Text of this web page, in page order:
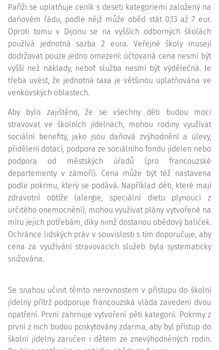
Paříži se uplatňuje ceník s deseti kategoriemi založený na
daňovém řádu, podle nějž může oběd stát 0,13 až 7 eur.
Oproti tomu v Dijonu se na vyšších odborných školách
používá jednotná sazba 2 eura. Veřejné školy musejí
dodržovat pouze jedno omezení: účtovaná cena nesmí být
vyšší než náklady, neboť služba nesmí být výdělečná. Je
třeba uvést, že jednotná taxa je většinou uplatňována ve
venkovských oblastech.
Aby bylo zajištěno, že se všechny děti budou moci
stravovat ve školních jídelnách, mohou rodiny využívat
sociální benefity, jako jsou daňová zvýhodnění a úlevy,
přidělení dotací, podpora ze sociálního fondu jídelen nebo
podpora od městských úřadů (pro francouzské
departementy v zámoří). Cena může být též nastavena
podle pokrmu, který se podává. Například děti, které mají
zdravotní obtíže (alergie, speciální dietu plynoucí z
určitého onemocnění), mohou využívat plány vytvořené na
míru jejich potřebám, díky nimž dostanou obědový balíček.
Ochránce lidských práv v souvislosti s tím doporučuje, aby
cena za využívání stravovacích služeb byla systematicky
snižována.
Se snahou učinit těmto nerovnostem v přístupu do školní
jídelny přítrž podporuje francouzská vláda zavedení dvou
opatření. První zahrnuje vytvoření pěti kategorií. Pokrmy z
první z nich budou poskytovány zdarma, aby byl přístup do
školní jídelny zaručen i dětem ze znevýhodněných rodin.